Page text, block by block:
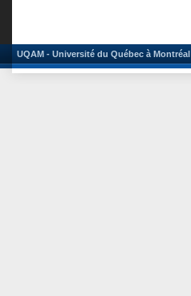
UQAM - Université du Québec à Montréal